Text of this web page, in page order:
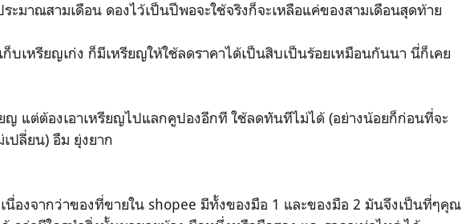
ะมาณสามเดือน ดองไว้เป็นปีพอจะใช้จริงก็จะเหลือแค่ของสามเดือนสุดท้าย
เหรียญเก่ง ก็มีเหรียญให้ใช้ลดราคาได้เป็นสิบเป็นร้อยเหมือนกันนา นี่ก็เคย
แต่ต้องเอาเหรียญไปแลกคูปองอีกที ใช้ลดทันทีไม่ได้ (อย่างน้อยก็ก่อนที่จะ
ปลี่ยน) อืม ยุ่งยาก
องจากว่าของที่ขายใน shopee มีทั้งของมือ 1 และของมือ 2 มันจึงเป็นที่ๆคุณ